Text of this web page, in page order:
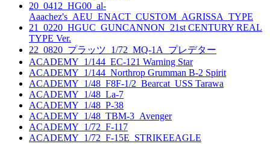
20_0412_HG00_al-
Aaachez's_AEU_ENACT_CUSTOM_AGRISSA_TYPE
21_0220_HGUC_GUNCANNON_21st CENTURY REAL
TYPE Ver.
22_0820_プラッツ_1/72_MQ-1A_プレデター
ACADEMY_1/144_EC-121 Warning Star
ACADEMY_1/144_Northrop Grumman B-2 Spirit
ACADEMY_1/48_F8F-1/2_Bearcat_USS Tarawa
ACADEMY_1/48_La-7
ACADEMY_1/48_P-38
ACADEMY_1/48_TBM-3_Avenger
ACADEMY_1/72_F-117
ACADEMY_1/72_F-15E_STRIKEEAGLE